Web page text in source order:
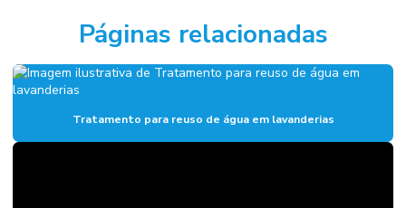
Páginas relacionadas
Tratamento para reuso de água em lavanderias